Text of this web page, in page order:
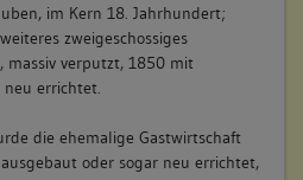
im Kern 18. Jahrhundert;
zweigeschossiges
massiv verputzt, 1850 mit
errichtet.
die ehemalige Gastwirtschaft
oder sogar neu errichtet,